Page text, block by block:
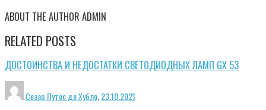
ABOUT THE AUTHOR ADMIN
RELATED POSTS
ДОСТОИНСТВА И НЕДОСТАТКИ СВЕТОДИОДНЫХ ЛАМП GX 53
Сезар Путос де Хубло 23.10.2021